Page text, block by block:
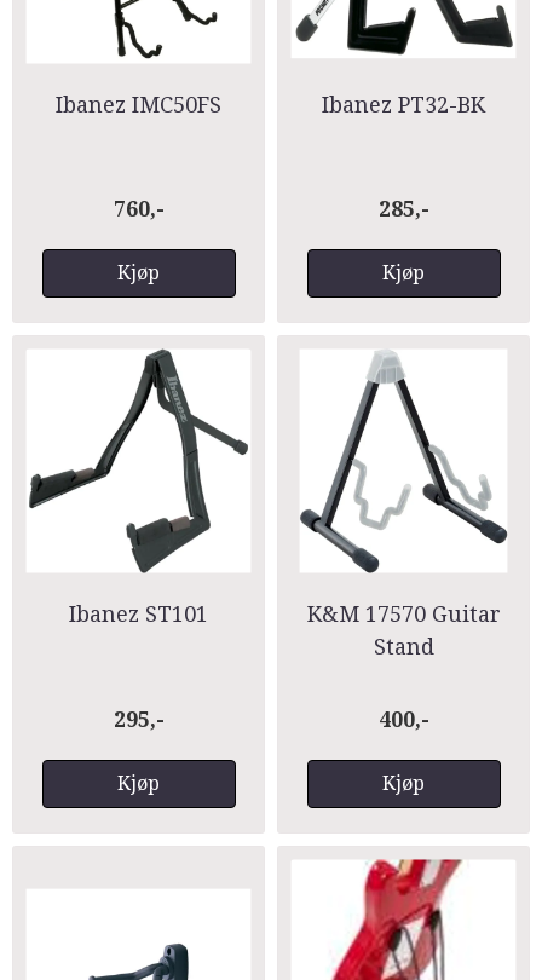
Ibanez IMC50FS
760,-
Kjøp
Ibanez PT32-BK
285,-
Kjøp
Ibanez ST101
295,-
Kjøp
K&M 17570 Guitar
Stand
400,-
Kjøp